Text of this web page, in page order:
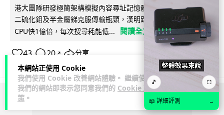
本網站正使用 Cookie
我們使用 Cookie 改善網站體驗。 繼續使用
我們的網站即表示您同意我們的 Cookie 政
策 。
港大團隊研發極簡架構模擬內容尋址記憶體（CAM）晶片，用
二硫化鉬及半金屬銻克服傳輸瓶頸，漢明距離計算速度比標準
CPU快1億倍，每次搜尋耗能低...
閱讀全文
43 20 ↗ 分享
🎵 ⛶
📖 詳細評測 →